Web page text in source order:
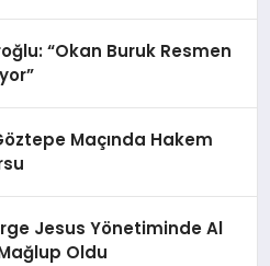
“Okan Buruk Resmen
Maçında Hakem
Jesus Yönetiminde Al
Oldu